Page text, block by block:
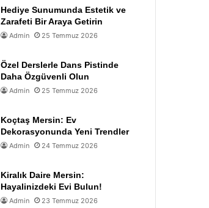
Hediye Sunumunda Estetik ve
Zarafeti Bir Araya Getirin
Admin 25 Temmuz 2026
Özel Derslerle Dans Pistinde
Daha Özgüvenli Olun
Admin 25 Temmuz 2026
Koçtaş Mersin: Ev
Dekorasyonunda Yeni Trendler
Admin 24 Temmuz 2026
Kiralık Daire Mersin:
Hayalinizdeki Evi Bulun!
Admin 23 Temmuz 2026